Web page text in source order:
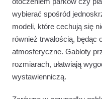
wybierać spośród
modeli, które cechują się
również trwałością, będąc
atmosferyczne. Gabloty
rozmiarach, ułatwiają
wystawienniczą.